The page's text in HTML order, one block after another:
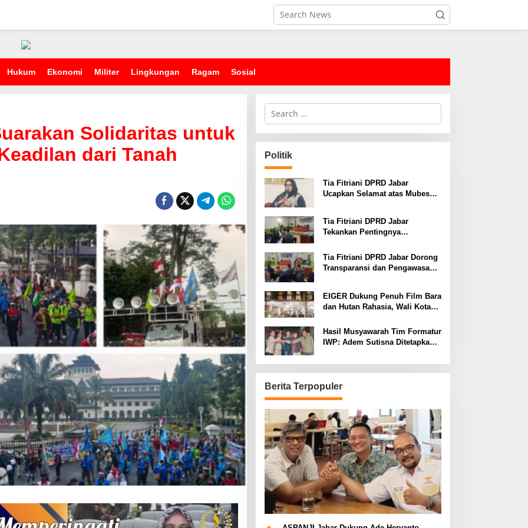
Hukum Ekonomi Militer Lingkungan Ragam Sosial
Solidaritas untuk
dari Tanah
S
r
c
h
f
o
:
Politik
Tia Fitriani DPRD Jabar
Ucapkan Selamat atas Mubes
Jabar
Tia Fitriani DPRD Jabar
Tekankan Pentingnya
Perkuat Kader NasDem di
Kabupaten Bandung
Tia Fitriani DPRD Jabar Dorong
Transparansi dan Pengawasan
EIGER Dukung Penuh Film Bara
dan Hutan Rahasia, Wali Kota
Hasil Musyawarah Tim Formatur
IWP: Adem Sutisna Ditetapkan
Periode 2026–2028
Berita Terpopuler